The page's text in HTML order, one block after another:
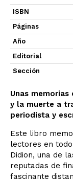
ISBN
Páginas
Año
Editorial
Sección
Unas
y la muerte a
periodista y
Este libro
lectores en
Didion, una de
reputadas de
fascinante